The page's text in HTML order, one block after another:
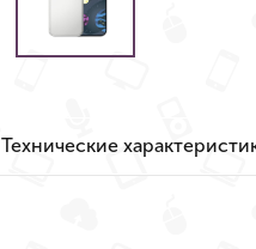
Технические